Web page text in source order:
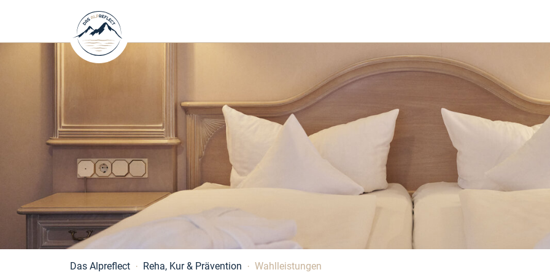
Das Alpreflect Reha, Kur & Prävention Wahlleistungen